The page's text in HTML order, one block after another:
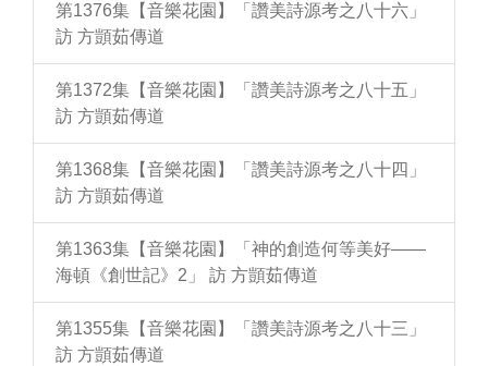
第1376集【音樂花園】「讚美詩源考之八十六」
訪 方顗茹傳道
第1372集【音樂花園】「讚美詩源考之八十五」
訪 方顗茹傳道
第1368集【音樂花園】「讚美詩源考之八十四」
訪 方顗茹傳道
第1363集【音樂花園】「神的創造何等美好——
海頓《創世記》2」 訪 方顗茹傳道
第1355集【音樂花園】「讚美詩源考之八十三」
訪 方顗茹傳道